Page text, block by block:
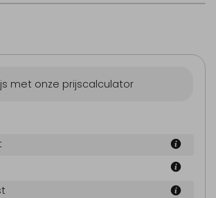
Geboortekaartje
met onze prijscalculator